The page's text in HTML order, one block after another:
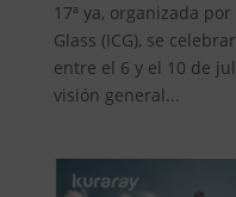
17ª ya, organizada
Glass (ICG), se
entre el 6 y el 10 de
visión general...